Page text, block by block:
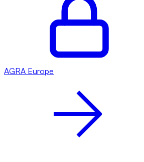
AGRA Europe